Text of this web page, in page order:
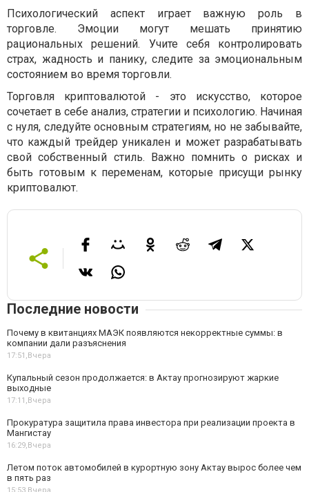
Психологический аспект играет важную роль в
торговле. Эмоции могут мешать принятию
рациональных решений. Учите себя контролировать
страх, жадность и панику, следите за эмоциональным
состоянием во время торговли.
Торговля криптовалютой - это искусство, которое
сочетает в себе анализ, стратегии и психологию. Начиная
с нуля, следуйте основным стратегиям, но не забывайте,
что каждый трейдер уникален и может разрабатывать
свой собственный стиль. Важно помнить о рисках и
быть готовым к переменам, которые присущи рынку
криптовалют.
Последние новости
Почему в квитанциях МАЭК появляются некорректные суммы: в
компании дали разъяснения
17:51,Вчера
Купальный сезон продолжается: в Актау прогнозируют жаркие
выходные
17:11,Вчера
Прокуратура защитила права инвестора при реализации проекта в
Мангистау
16:29,Вчера
Летом поток автомобилей в курортную зону Актау вырос более чем
в пять раз